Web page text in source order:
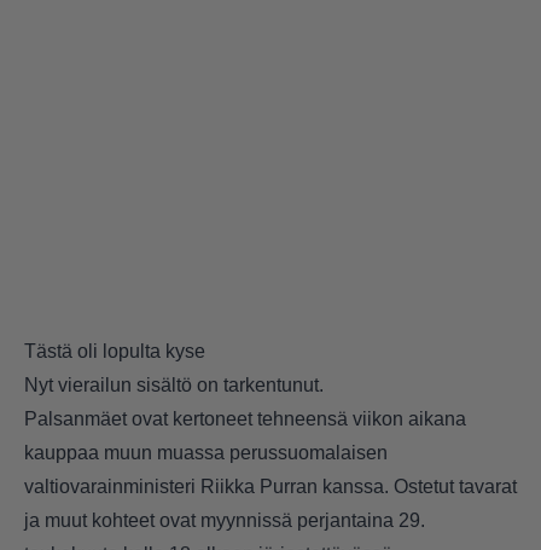
Tästä oli lopulta kyse
Nyt vierailun sisältö on tarkentunut.
Palsanmäet ovat kertoneet tehneensä viikon aikana
kauppaa muun muassa perussuomalaisen
valtiovarainministeri Riikka Purran kanssa. Ostetut tavarat
ja muut kohteet ovat myynnissä perjantaina 29.